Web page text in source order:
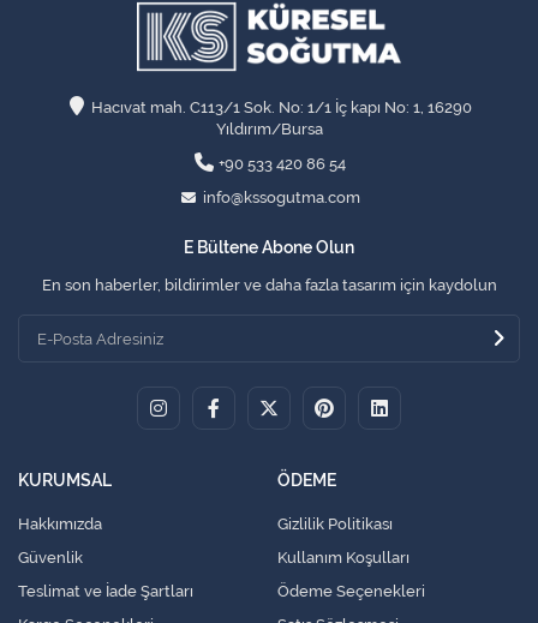
Hacıvat mah. C113/1 Sok. No: 1/1 İç kapı No: 1, 16290
Yıldırım/Bursa
+90 533 420 86 54
info@kssogutma.com
E Bültene Abone Olun
En son haberler, bildirimler ve daha fazla tasarım için kaydolun
KURUMSAL
Hakkımızda
Güvenlik
Teslimat ve İade Şartları
ÖDEME
Gizlilik Politikası
Kullanım Koşulları
Ödeme Seçenekleri